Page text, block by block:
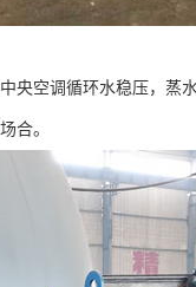
空调循环水稳压，蒸
合。